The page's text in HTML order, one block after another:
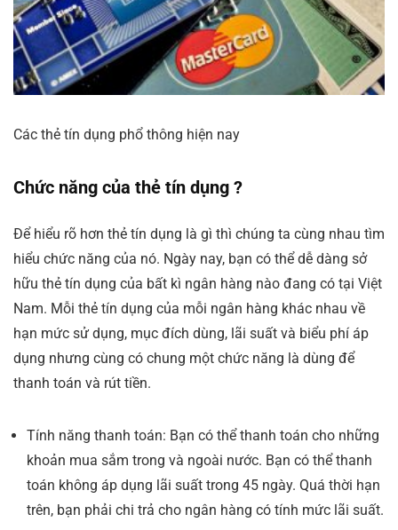
Các thẻ tín dụng phổ thông hiện nay
Chức năng của thẻ tín dụng ?
Để hiểu rõ hơn thẻ tín dụng là gì thì chúng ta cùng nhau tìm
hiểu chức năng của nó. Ngày nay, bạn có thể dễ dàng sở
hữu thẻ tín dụng của bất kì ngân hàng nào đang có tại Việt
Nam. Mỗi thẻ tín dụng của mỗi ngân hàng khác nhau về
hạn mức sử dụng, mục đích dùng, lãi suất và biểu phí áp
dụng nhưng cùng có chung một chức năng là dùng để
thanh toán và rút tiền.
Tính năng thanh toán: Bạn có thể thanh toán cho những
khoản mua sắm trong và ngoài nước. Bạn có thể thanh
toán không áp dụng lãi suất trong 45 ngày. Quá thời hạn
trên, bạn phải chi trả cho ngân hàng có tính mức lãi suất.